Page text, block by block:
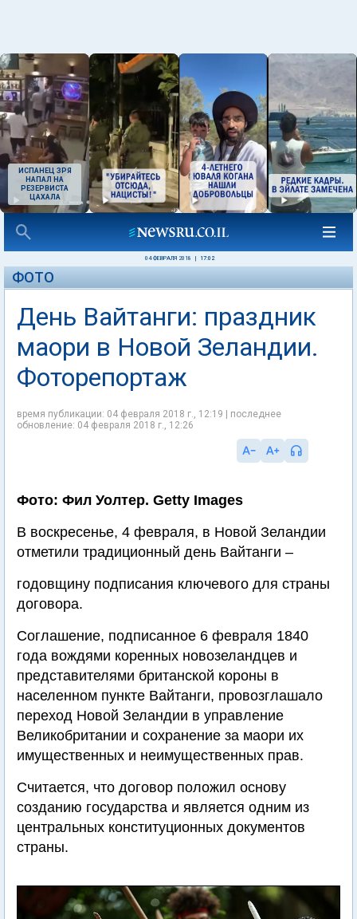
ИСПАНЕЦ ЗРЯ
НАПАЛ НА
РЕЗЕРВИСТА
ЦАХАЛА
04 ФЕВРАЛЯ 2018 17:02
ФОТО
День Вайтанги: праздник
маори в Новой Зеландии.
Фоторепортаж
время публикации: 04 февраля 2018 г., 12:19 | последнее
обновление: 04 февраля 2018 г., 12:26
Фото: Фил Уолтер. Getty Images
В воскресенье, 4 февраля, в Новой Зеландии
отметили традиционный день Вайтанги –
годовщину подписания ключевого для страны
договора.
Соглашение, подписанное 6 февраля 1840
года вождями коренных новозеландцев и
представителями британской короны в
населенном пункте Вайтанги, провозглашало
переход Новой Зеландии в управление
Великобритании и сохранение за маори их
имущественных и неимущественных прав.
Считается, что договор положил основу
созданию государства и является одним из
центральных конституционных документов
страны.